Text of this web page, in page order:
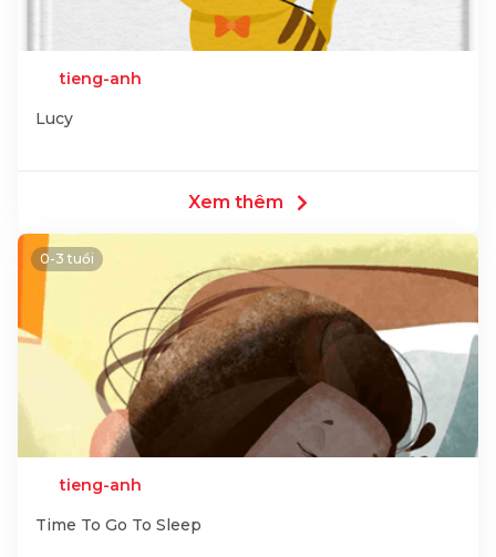
tieng-anh
Lucy
Xem thêm
0-3 tuổi
tieng-anh
Time To Go To Sleep